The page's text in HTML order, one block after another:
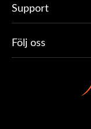
Support
Följ oss